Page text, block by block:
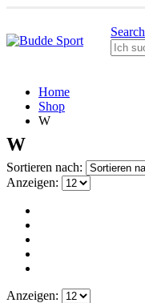
Search
Home
Shop
W
W
Sortieren nach:
Anzeigen:
Anzeigen: